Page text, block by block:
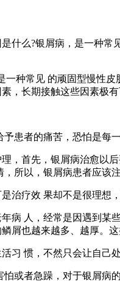
什么?银屑病，是一种
一种常见 的顽固型慢性
，长期接触这些因素极
患者的痛苦，恐怕是每
，首先，银屑病治愈以
所以，银屑病患者应该
治疗效 果却不是很理想
病 人，经常是因遇到
屑也越来越多、越厚。
习 惯，不然只会让自己
或者急躁，对于银屑病